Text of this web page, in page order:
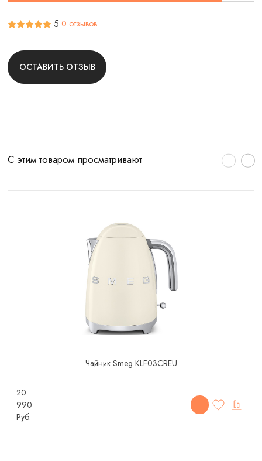
5 0 отзывов
ОСТАВИТЬ ОТЗЫВ
С этим товаром просматривают
Чайник Smeg KLF03CREU
20
990
Руб.